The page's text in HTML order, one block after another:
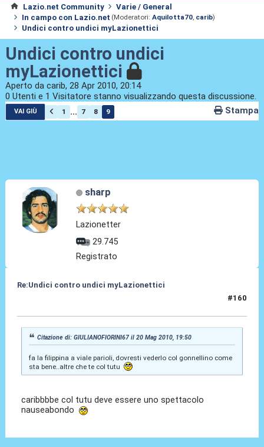
Lazio.net Community
Varie / General
In campo con Lazio.net (Moderatori: Aquilotta70, carib)
Undici contro undici myLazionettici
Undici contro undici
myLazionettici
Aperto da carib, 28 Apr 2010, 20:14
0 Utenti e 1 Visitatore stanno visualizzando questa discussione.
VAI GIÙ 1 ... 7 8 9 Stampa
sharp
Lazionetter
29.745
Registrato
Re:Undici contro undici myLazionettici
#160
Citazione di: GIULIANOFIORINI67 il 20 Mag 2010, 19:50
fa la filippina a viale parioli, dovresti vederlo col gonnellino come
sta bene..altre che te col tutu
caribbbbe col tutu deve essere uno spettacolo
nauseabondo